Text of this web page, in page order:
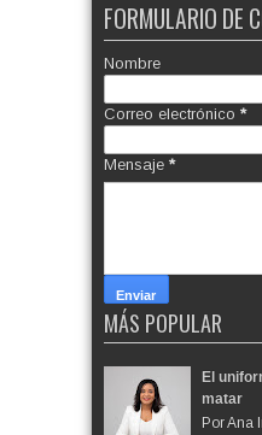
FORMULARIO DE
Nombre
Correo electrónico *
Mensaje *
MÁS POPULAR
El
matar
Por Ana